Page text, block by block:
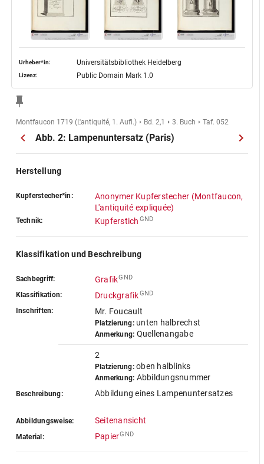
Urheber*in: Universitätsbibliothek Heidelberg
Lizenz: Public Domain Mark 1.0
Montfaucon 1719 (L'antiquité, 1. Aufl.) Bd. 2,1 3. Buch Taf. 052
Abb. 2: Lampenuntersatz (Paris)
Herstellung
Kupferstecher*in:
Anonymer Kupferstecher (Montfaucon,
L'antiquité expliquée)
Technik: Kupferstich GND
Klassifikation und Beschreibung
Sachbegriff: GrafikGND
Klassifikation: DruckgrafikGND
Inschriften: Mr. Foucault
Platzierung:unten halbrechst
Anmerkung: Quellenangabe
2
Platzierung:oben halblinks
Anmerkung: Abbildungsnummer
Beschreibung: Abbildung eines Lampenuntersatzes
Abbildungsweise: Seitenansicht
Material: PapierGND